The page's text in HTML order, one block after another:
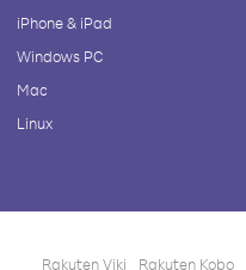
iPhone & iPad
Windows PC
Mac
Linux
Rakuten Viki Rakuten Kobo